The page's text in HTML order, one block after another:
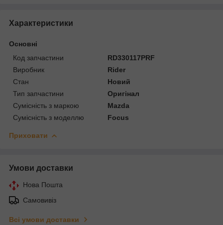
Характеристики
Основні
Код запчастини
RD330117PRF
Виробник
Rider
Стан
Новий
Тип запчастини
Оригінал
Сумісність з маркою
Mazda
Сумісність з моделлю
Focus
Приховати
Умови доставки
Нова Пошта
Самовивіз
Всі умови доставки